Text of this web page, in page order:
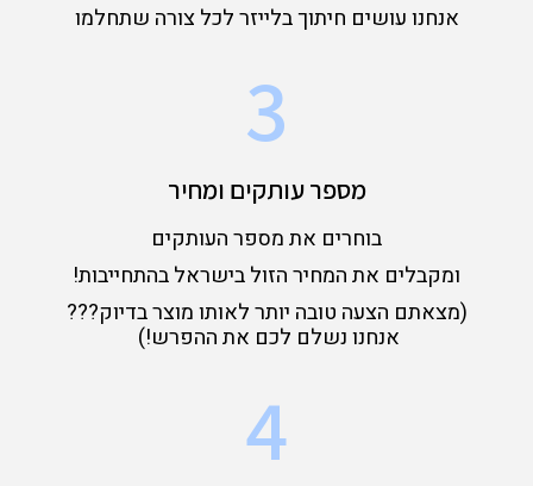
אנחנו עושים חיתוך בלייזר לכל צורה שתחלמו
3
מספר עותקים ומחיר
בוחרים את מספר העותקים
ומקבלים את המחיר הזול בישראל בהתחייבות!
(מצאתם הצעה טובה יותר לאותו מוצר בדיוק???
אנחנו נשלם לכם את ההפרש!)
4